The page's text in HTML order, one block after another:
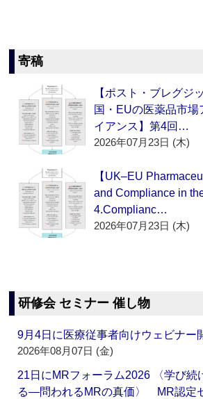
寄稿
【ポスト・ブレグジ
国・EUの医薬品市場
イアンス】第4回…
2026年07月23日 (木)
【UK–EU
and Compliance in
4.Complianc…
2026年07月23日 (木)
研修会 セミナー 催し物
9月4日に医療従事者向けウェビナ
2026年08月07日 (金)
21日にMRフォーラム2026 〈学び続
る―問われるMRの真価〉 MR認定